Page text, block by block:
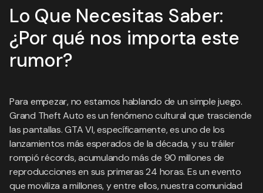
Lo Que Necesitas Saber:
¿Por qué nos importa este
rumor?
Para empezar, no estamos hablando de un simple juego.
Grand Theft Auto es un fenómeno cultural que trasciende
las pantallas. GTA VI, específicamente, es uno de los
lanzamientos más esperados de la década, y su tráiler
rompió récords, acumulando más de 90 millones de
reproducciones en sus primeras 24 horas. Es un evento
que moviliza a millones, y entre ellos, nuestra comunidad